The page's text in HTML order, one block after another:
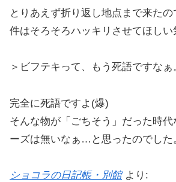
とりあえず折り返し地点まで来た
件はそろそろハッキリさせてほしい
＞ビフテキって、もう死語ですなぁ
完全に死語ですよ(爆)
そんな物が「ごちそう」だった時
ーズは無いなぁ…と思ったのでした
ショコラの日記帳・別館 より: